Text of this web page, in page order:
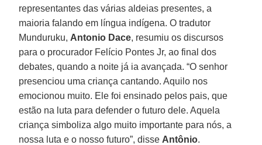
representantes das várias aldeias presentes, a
maioria falando em língua indígena. O tradutor
Munduruku, Antonio Dace, resumiu os discursos
para o procurador Felício Pontes Jr, ao final dos
debates, quando a noite já ia avançada. “O senhor
presenciou uma criança cantando. Aquilo nos
emocionou muito. Ele foi ensinado pelos pais, que
estão na luta para defender o futuro dele. Aquela
criança simboliza algo muito importante para nós, a
nossa luta e o nosso futuro”, disse Antônio.